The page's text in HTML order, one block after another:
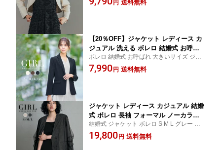
代 50代 謝恩会 発表会 演奏会 同窓会 成人式
円 送料無料
【20％OFF】ジャケット レディース カ
ジュアル 洗える ボレロ 結婚式 お呼ば
れ 大きいサイズ パーティーボレロ パー
ティボレロ 二次会 フォーマル ビジネス
ボレロ 結婚式 お呼ばれ 大きいサイズ ジャ
ケット S M L LL XL 2L 3L 20代 30代 40代 5
0代 送料無料 ベージュ ブラウン ブラック
7,990 円 送料無料
ジャケット レディース カジュアル 結婚
式 ボレロ 長袖 フォーマル ノーカラー
ジャケット カラーレス 羽織り お呼ばれ
大きいサイズ パーティー 二次会 オフィ
結婚式 ジャケット ボレロ S M L グレー ベ
ージュ 20代 30代 40代 50代 謝恩会 発表会
演奏会 同窓会 成人式 セレモニー 学校行事
19,800 円 送料無料